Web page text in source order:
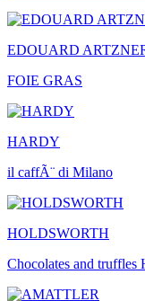
EDOUARD
FOIE GRAS
HARDY
il caffÃ¨ di Milano
HOLDSWORTH
Chocolates and truffles